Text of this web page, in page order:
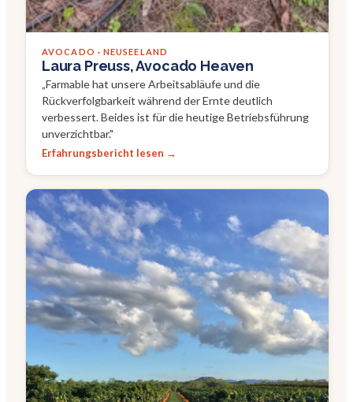
AVOCADO · NEUSEELAND
Laura Preuss, Avocado Heaven
„Farmable hat unsere Arbeitsabläufe und die
Rückverfolgbarkeit während der Ernte deutlich
verbessert. Beides ist für die heutige Betriebsführung
unverzichtbar."
Erfahrungsbericht lesen →